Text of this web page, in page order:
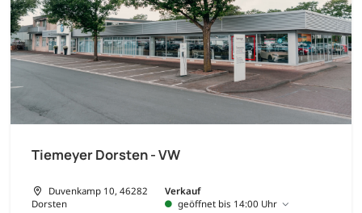
Tiemeyer Dorsten - VW
Duvenkamp 10, 46282
Dorsten
Verkauf
geöffnet bis 14:00 Uhr